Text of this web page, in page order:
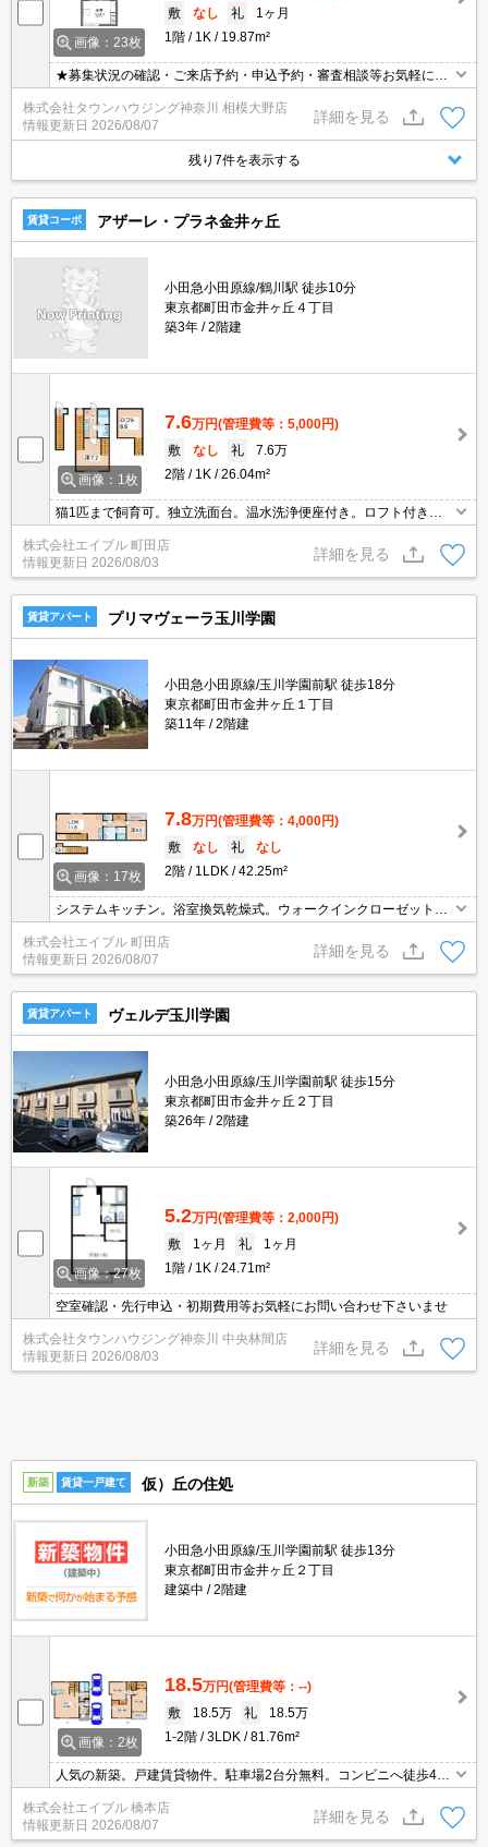
画像：23枚
敷
なし 礼
1ヶ月
1階
1K 19.87m²
★募集状況の確認・ご来店予約・申込予約・審査相談等お気軽にご
連絡ください★
株式会社タウンハウジング神奈川 相模大野店
情報更新日 2026/08/07
詳細を見る
残り7件を表示する
賃貸コーポ アザーレ・プラネ金井ヶ丘
小田急小田原線/鶴川駅 徒歩10分
東京都町田市金井ヶ丘４丁目
築3年
2階建
画像：1枚
7.6万円(管理費等：5,000円)
敷
なし 礼
7.6万
2階
1K 26.04m²
猫1匹まで飼育可。独立洗面台。温水洗浄便座付き。ロフト付き。
浴室乾燥機付。TVインターホン付き。室内洗濯機置場。敷地内防犯
カメラ設置。フローリング。2口システムキッチン。エアコン付
き。
株式会社エイブル 町田店
情報更新日 2026/08/03
詳細を見る
賃貸アパート プリマヴェーラ玉川学園
小田急小田原線/玉川学園前駅 徒歩18分
東京都町田市金井ヶ丘１丁目
築11年
2階建
画像：17枚
7.8万円(管理費等：4,000円)
敷
なし 礼
なし
2階
1LDK 42.25m²
システムキッチン。浴室換気乾燥式。ウォークインクローゼット付
き。追い焚き機能付きバス。コンビニへ293m。クリエイトへ316
m。敷金・礼金に注目。あなたの新生活応援します！。
株式会社エイブル 町田店
情報更新日 2026/08/07
詳細を見る
賃貸アパート ヴェルデ玉川学園
小田急小田原線/玉川学園前駅 徒歩15分
東京都町田市金井ヶ丘２丁目
築26年
2階建
画像：27枚
5.2万円(管理費等：2,000円)
敷
1ヶ月 礼
1ヶ月
1階
1K 24.71m²
空室確認・先行申込・初期費用等お気軽にお問い合わせ下さいませ
株式会社タウンハウジング神奈川 中央林間店
情報更新日 2026/08/03
詳細を見る
新築 賃貸一戸建て 仮）丘の住処
小田急小田原線/玉川学園前駅 徒歩13分
東京都町田市金井ヶ丘２丁目
建築中
2階建
画像：2枚
18.5万円(管理費等：--)
敷
18.5万 礼
18.5万
1-2階
3LDK 81.76m²
人気の新築。戸建賃貸物件。駐車場2台分無料。コンビニへ徒歩4分
(320m)。カウンター式システムキッチン。追い焚き付き。ウォーク
インクローゼット付き。浴室乾燥機付。TVモニター付インターホ
ン。
株式会社エイブル 橋本店
情報更新日 2026/08/07
詳細を見る